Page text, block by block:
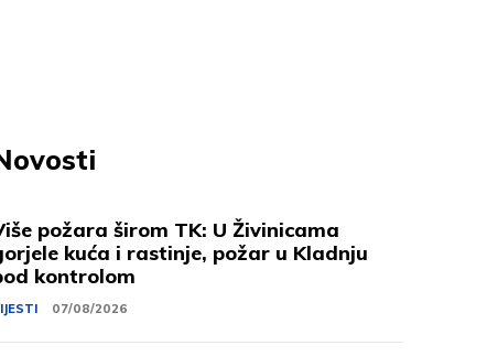
požara širom TK: U Živinicama
kuća i rastinje, požar u Kladnju
kontrolom
07/08/2026